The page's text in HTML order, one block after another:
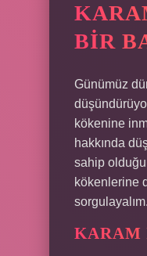
BIR
Günümüz
kökenine
hakkında
sahip
kökenlerine
sorgulayalım.
KARAM